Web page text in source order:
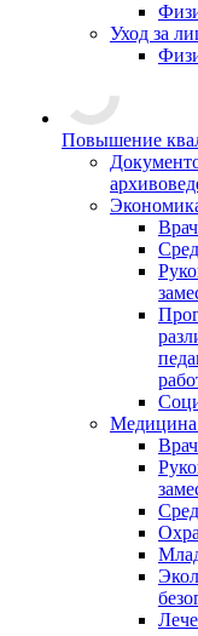
Уход за
Повышение
Медицина